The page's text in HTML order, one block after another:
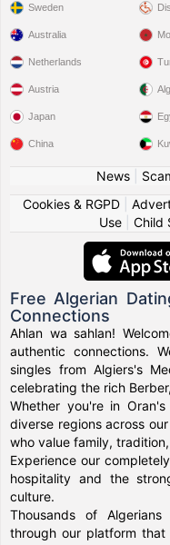
Sweden
Australia
Netherlands
Austria
Japan
China
News|
Cookies & RGPD|
Use
Child
Free Algerian
Connections
Ahlan wa sahlan!
authentic connections.
singles from Algiers's
celebrating the rich
Whether you're in
diverse regions across
who value family,
Experience our
hospitality and the
culture.
Thousands of
through our platform